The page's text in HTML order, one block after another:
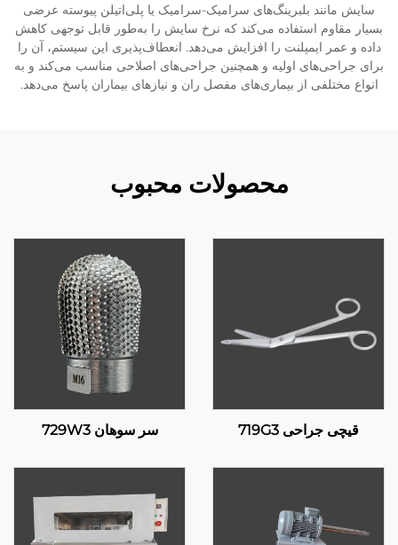
سایش مانند بلبرینگ‌های سرامیک-سرامیک یا پلی‌اتیلن پیوسته عرضی
بسیار مقاوم استفاده می‌کند که نرخ سایش را به‌طور قابل توجهی کاهش
داده و عمر ایمپلنت را افزایش می‌دهد. انعطاف‌پذیری این سیستم، آن را
برای جراحی‌های اولیه و همچنین جراحی‌های اصلاحی مناسب می‌کند و به
انواع مختلفی از بیماری‌های مفصل ران و نیازهای بیماران پاسخ می‌دهد.
محصولات محبوب
قیچی جراحی 719G3 سر سوهان 729W3